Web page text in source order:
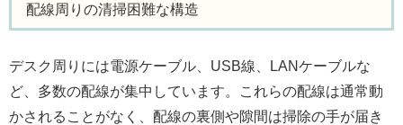
配線周りの清掃困難な構造
デスク周りには電源ケーブル、USB線、LANケーブルな
ど、多数の配線が集中しています。これらの配線は通常動
かされることがなく、配線の裏側や隙間は掃除の手が届き